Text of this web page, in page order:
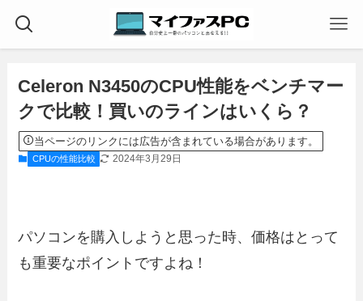
Celeron N3450のCPU性能をベンチマー
クで比較！買いのラインはいくら？
当ページのリンクには広告が含まれている場合があります。
CPUの性能比較 2024年3月29日
パソコンを購入しようと思った時、価格はとって
も重要なポイントですよね！